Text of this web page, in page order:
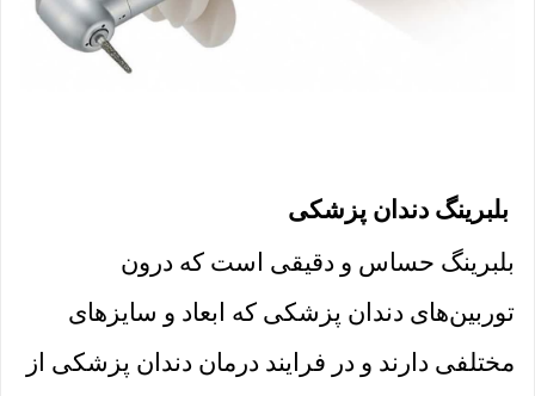
بلبرینگ دندان پزشکی
بلبرینگ حساس و دقیقی است که درون
توربین‌های دندان پزشکی که ابعاد و سایزهای
مختلفی دارند و در فرایند درمان دندان پزشکی از